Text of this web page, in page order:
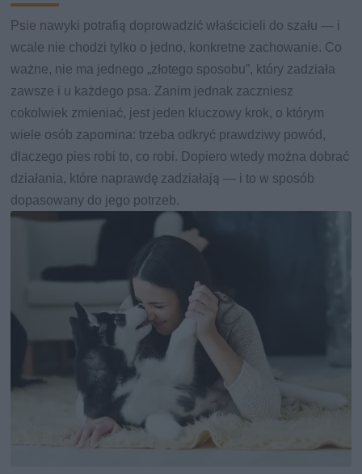
Psie nawyki potrafią doprowadzić właścicieli do szału — i
wcale nie chodzi tylko o jedno, konkretne zachowanie. Co
ważne, nie ma jednego „złotego sposobu”, który zadziała
zawsze i u każdego psa. Zanim jednak zaczniesz
cokolwiek zmieniać, jest jeden kluczowy krok, o którym
wiele osób zapomina: trzeba odkryć prawdziwy powód,
dlaczego pies robi to, co robi. Dopiero wtedy można dobrać
działania, które naprawdę zadziałają — i to w sposób
dopasowany do jego potrzeb.